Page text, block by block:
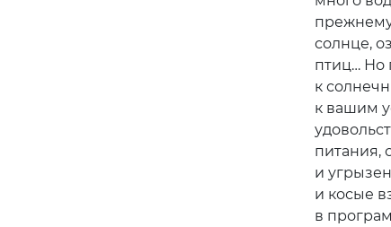
солнце,
птиц… Но
к
к вашим
питания,
и
и косые
в